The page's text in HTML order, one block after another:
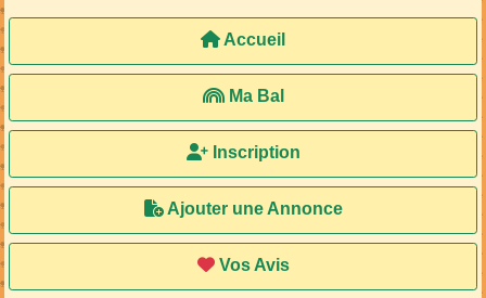
Accueil
Ma Bal
Inscription
Ajouter une Annonce
Vos Avis